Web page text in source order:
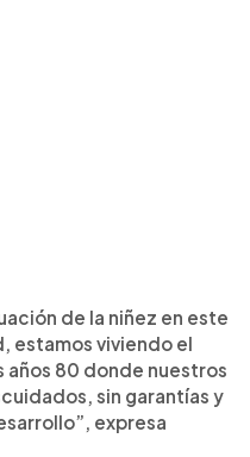
de la niñez en este
estamos viviendo el
años 80 donde nuestros
sin garantías y
expresa